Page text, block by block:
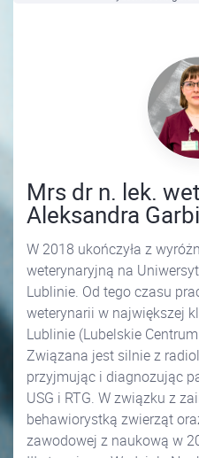
Mrs dr n. lek.
Aleksandra
W 2018 ukończyła z
weterynaryjną na
Lublinie. Od tego czasu
weterynarii w największej
Lublinie (Lubelskie
Związana jest silnie z
przyjmując i diagnozując
USG i RTG. W związku z
behawiorystką zwierząt
zawodowej z naukową w